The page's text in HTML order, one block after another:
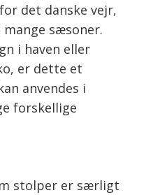
det danske vejr,
sæsoner.
i haven eller
er dette et
anvendes i
forskellige
stolper er særligt